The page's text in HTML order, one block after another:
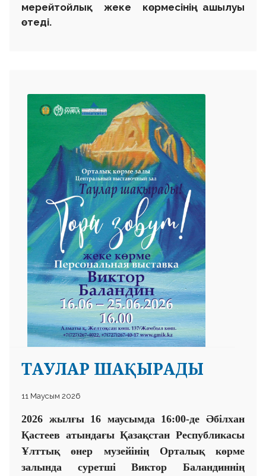
мерейтойлық жеке көрмесінің ашылуы
өтеді.
ТАУЛАР ШАҚЫРАДЫ
11 Маусым 2026
2026 жылғы 16 маусымда 16:00-де Әбілхан
Қастеев атындағы Қазақстан Республикасы
Ұлттық өнер музейінің Орталық көрме
залында суретші Виктор Баландиннің